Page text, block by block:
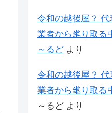
令和の越後屋？
業者から毟り取る
～るど より
令和の越後屋？
業者から毟り取る
～るど より